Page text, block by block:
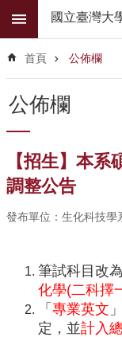
跳到主要內容區塊
階
尋
公
佈
欄
學
系
簡
資
國立臺灣大
首頁 公佈欄
公佈欄
【招生】本
調整公告
發布單位：生化科技學
筆試科目改
化學(二科擇
「 專業英文
定，並計入